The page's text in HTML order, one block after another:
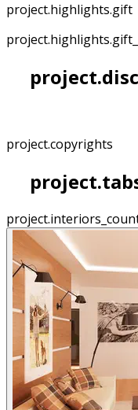
project.highlights.gift
project.copyrights